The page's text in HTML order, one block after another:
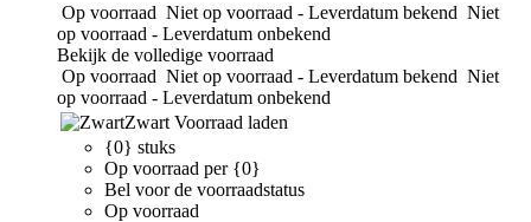
Op voorraad Niet op voorraad - Leverdatum bekend Niet
op voorraad - Leverdatum onbekend
Bekijk de volledige voorraad
Op voorraad Niet op voorraad - Leverdatum bekend Niet
op voorraad - Leverdatum onbekend
Zwart Voorraad laden
{0} stuks
Op voorraad per {0}
Bel voor de voorraadstatus
Op voorraad